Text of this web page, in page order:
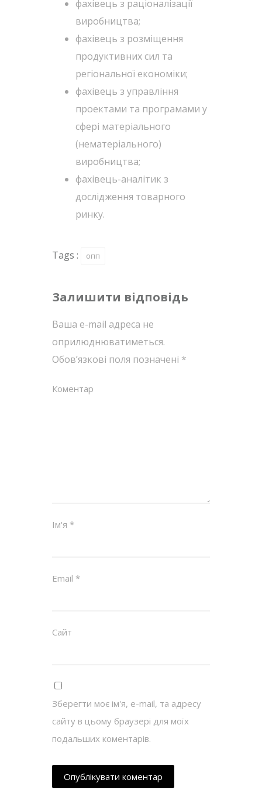
фахівець з раціоналізації
виробництва;
фахівець з розміщення
продуктивних сил та
регіональної економіки;
фахівець з управління
проектами та програмами у
сфері матеріального
(нематеріального)
виробництва;
фахівець-аналітик з
дослідження товарного
ринку.
Tags : опп
Залишити відповідь
Ваша e-mail адреса не
оприлюднюватиметься.
Обов’язкові поля позначені *
Коментар
Ім'я *
Email *
Сайт
Зберегти моє ім'я, e-mail, та адресу
сайту в цьому браузері для моїх
подальших коментарів.